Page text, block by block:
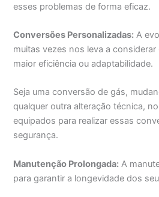
esses problemas de forma eficaz.
Conversões Personalizadas: A
muitas vezes nos leva a
maior eficiência ou adaptabilidade.
Seja uma conversão de gás,
qualquer outra alteração técnica,
equipados para realizar essas
segurança.
Manutenção Prolongada: A
para garantir a longevidade dos